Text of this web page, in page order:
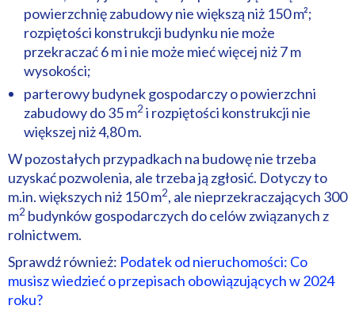
powierzchnię zabudowy nie większą niż 150 m²;
rozpiętości konstrukcji budynku nie może
przekraczać 6 m i nie może mieć więcej niż 7 m
wysokości;
parterowy budynek gospodarczy o powierzchni
zabudowy do 35 m2 i rozpiętości konstrukcji nie
większej niż 4,80 m.
W pozostałych przypadkach na budowę nie trzeba
uzyskać pozwolenia, ale trzeba ją zgłosić. Dotyczy to
m.in. większych niż 150 m2, ale nieprzekraczających 300
m2 budynków gospodarczych do celów związanych z
rolnictwem.
Sprawdź również: Podatek od nieruchomości: Co
musisz wiedzieć o przepisach obowiązujących w 2024
roku?